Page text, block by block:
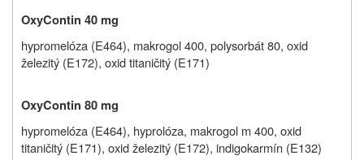
OxyContin 40 mg
hypromelóza (E464), makrogol 400, polysorbát 80, oxid
železitý (E172), oxid titaničitý (E171)
OxyContin 80 mg
hypromelóza (E464), hyprolóza, makrogol m 400, oxid
titaničitý (E171), oxid železitý (E172), indigokarmín (E132)